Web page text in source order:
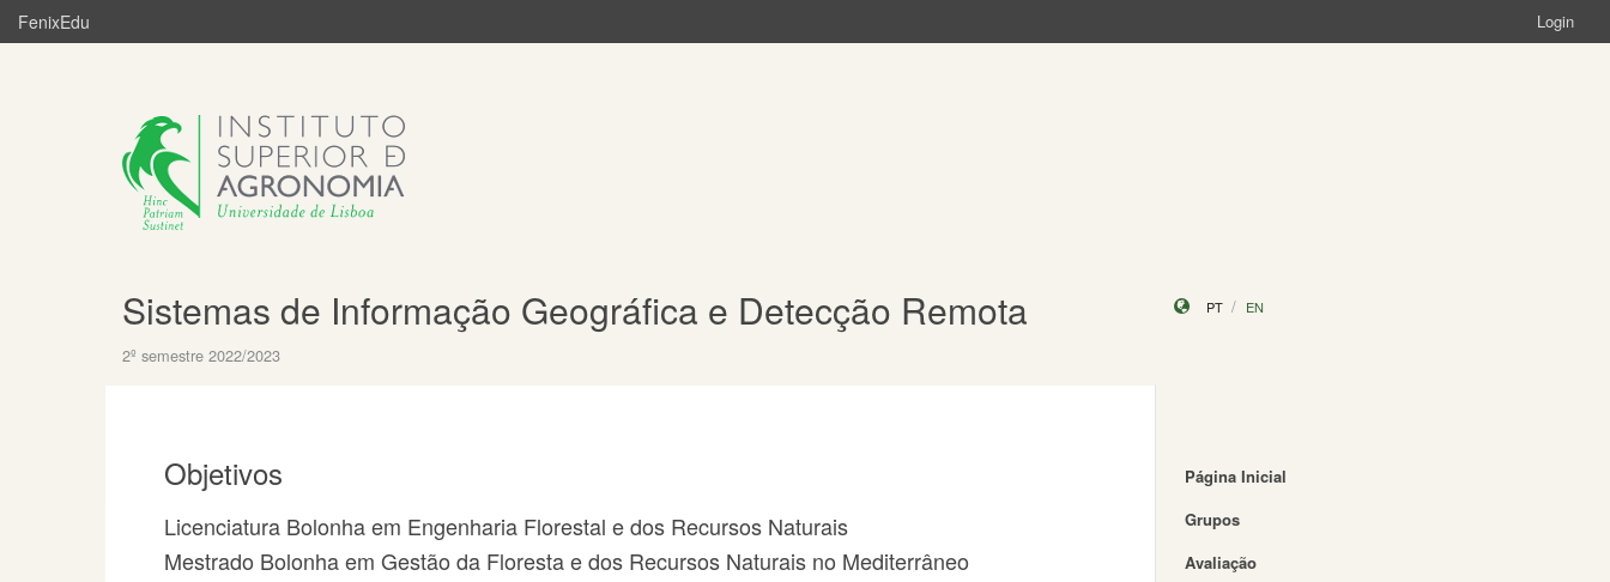
FenixEdu Login
Sistemas de Informação Geográfica e Detecção Remota
2º semestre 2022/2023
PT EN
Objetivos
Licenciatura Bolonha em Engenharia Florestal e dos Recursos Naturais
Mestrado Bolonha em Gestão da Floresta e dos Recursos Naturais no Mediterrâneo
Página Inicial
Grupos
Avaliação